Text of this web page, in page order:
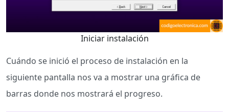
Iniciar instalación
Cuándo se inició el proceso de instalación en la
siguiente pantalla nos va a mostrar una gráfica de
barras donde nos mostrará el progreso.